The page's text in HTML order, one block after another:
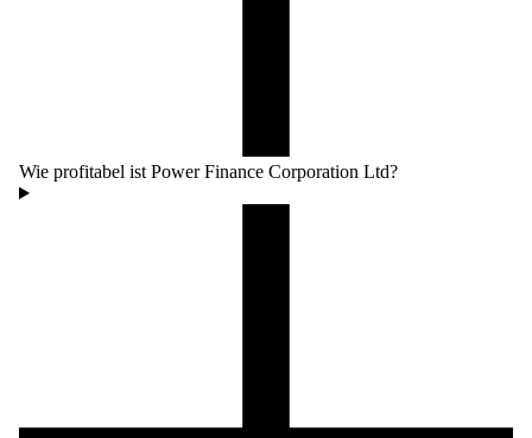
Wie profitabel ist Power Finance Corporation Ltd?